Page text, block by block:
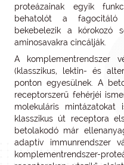
proteázainak egyik
behatolót a fagocitáló
bekebelezik a kórokozó
aminosavakra cincálják.
A komplementrendszer
(klasszikus, lektin- és
ponton egyesülnek. A
receptorszerű fehérjéi
molekuláris
klasszikus út receptora
betolakodó már
adaptív immunrendszer
komplementrendszer-